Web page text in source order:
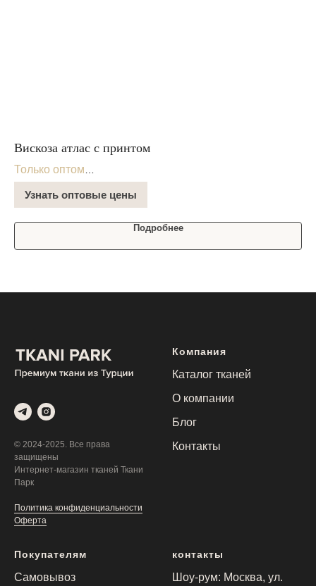
Вискоза атлас с принтом
Только оптом
Узнать оптовые цены
Подробнее
© 2024-2025. Все права
защищены
Интернет-магазин тканей Ткани
Парк
Политика конфиденциальности
Оферта
Компания
Каталог тканей
О компании
Блог
Контакты
Покупателям
Самовывоз
контакты
Шоу-рум: Москва, ул.